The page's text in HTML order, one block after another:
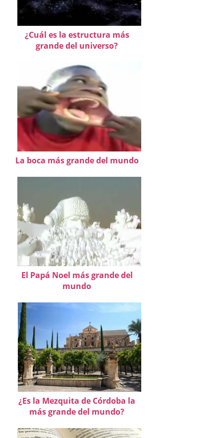
¿Cuál es la estructura más
grande del universo?
La boca más grande del mundo
El Papá Noel más grande del
mundo
¿Es la Mezquita de Córdoba la
más grande del mundo?